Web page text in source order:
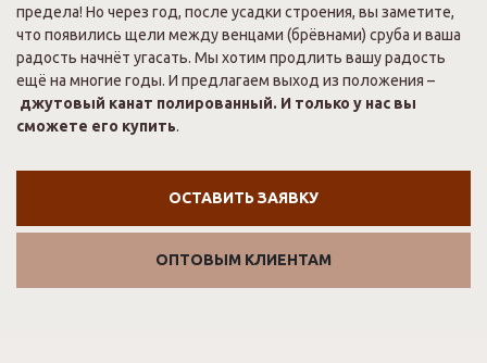
предела! Но через год, после усадки строения, вы заметите,
что появились щели между венцами (брёвнами) сруба и ваша
радость начнёт угасать. Мы хотим продлить вашу радость
ещё на многие годы. И предлагаем выход из положения –
джутовый канат полированный. И только у нас вы
сможете его купить.
ОСТАВИТЬ ЗАЯВКУ
ОПТОВЫМ КЛИЕНТАМ